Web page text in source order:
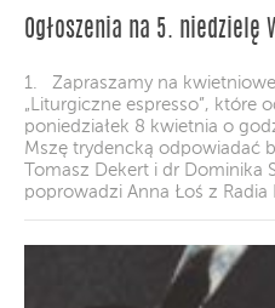
Ogłoszenia na 5. niedzielę
1. Zapraszamy na
„Liturgiczne espresso”, które
poniedziałek 8 kwietnia o
Mszę trydencką odpowiadać
Tomasz Dekert i dr Dominika
poprowadzi Anna Łoś z Radia